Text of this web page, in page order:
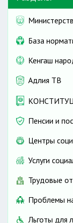
База
Кенгаш
Адлия ТВ
Пенсии и
Центры
Услуги
Трудовые
Проблемы
Льготы для